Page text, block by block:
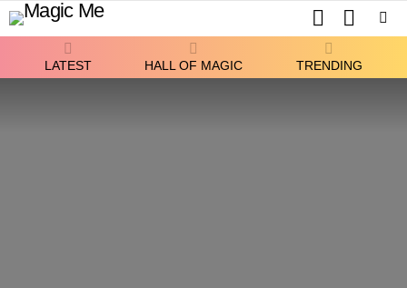
SWITCH
SKIN
LATEST HALL OF MAGIC TRENDING